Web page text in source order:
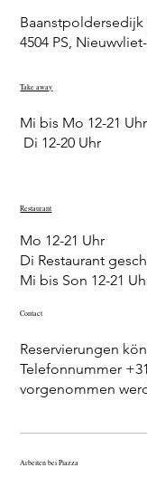
Baanstpoldersedijk
4504 PS,
Take away
Mi bis Mo 12-21 Uhr
Di 12-20 Uhr
Restaurant
Mo 12-21 Uhr​
Di Restaurant
Mi bis Son 12-21
Contact
Reservierungen
Telefonnummer
vorgenommen
Arbeiten bei Piazza